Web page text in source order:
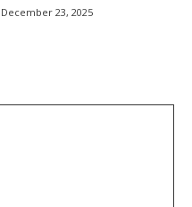
December 23, 2025